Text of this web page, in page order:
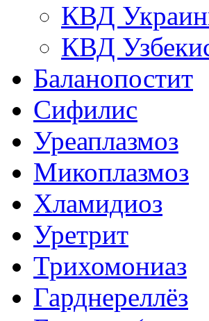
КВД
КВД
Баланопостит
Сифилис
Уреаплазмоз
Микоплазмоз
Хламидиоз
Уретрит
Трихомониаз
Гарднереллёз